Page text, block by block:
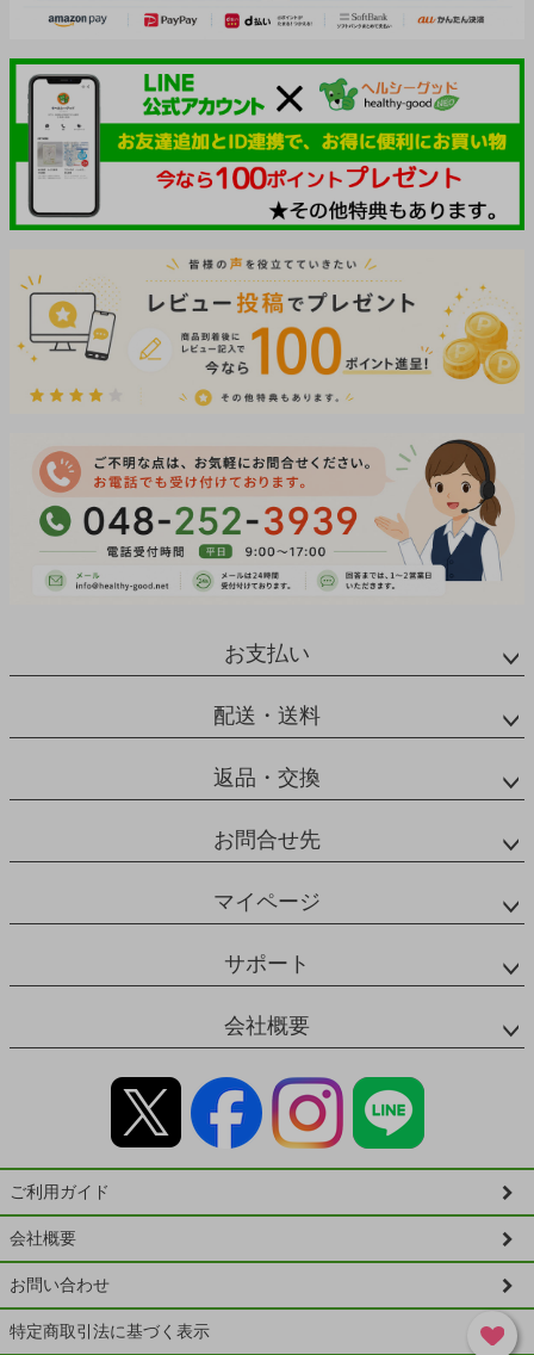
お支払い
配送・送料
返品・交換
お問合せ先
マイページ
サポート
会社概要
ご利用ガイド
会社概要
お問い合わせ
特定商取引法に基づく表示